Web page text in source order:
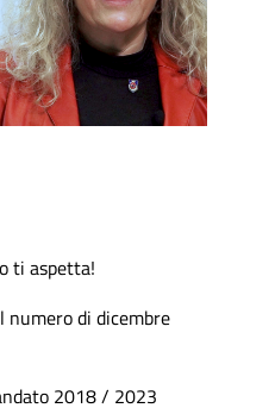
ti aspetta!
numero di dicembre
2018 / 2023